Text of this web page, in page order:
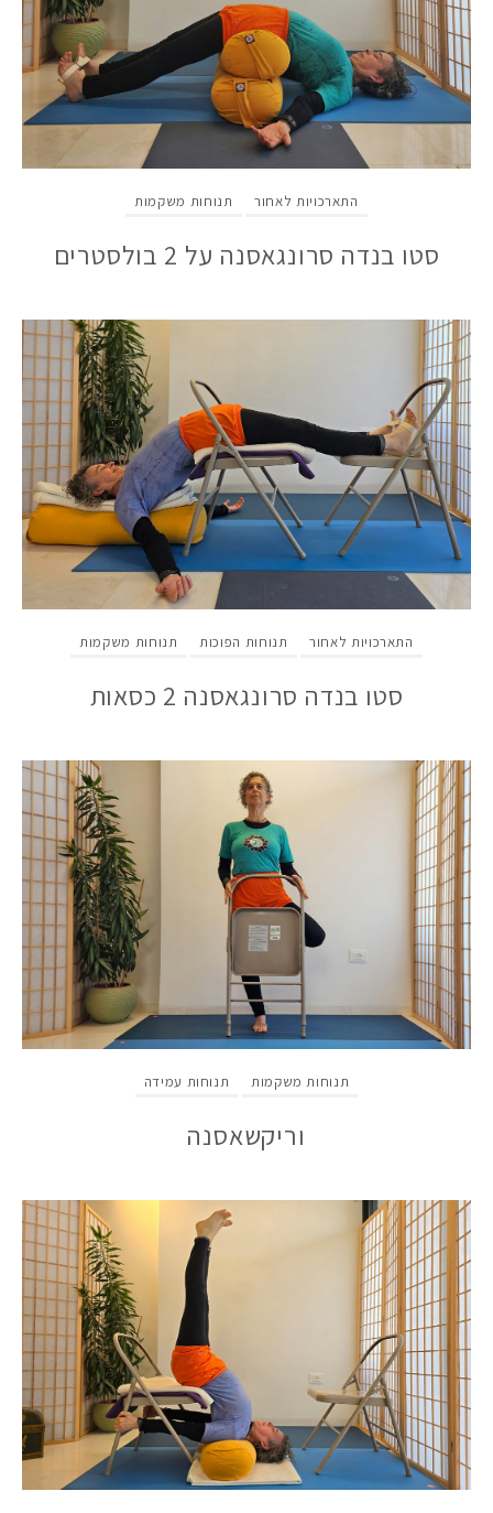
התארכויות לאחור תנוחות משקמות
סטו בנדה סרונגאסנה על 2 בולסטרים
התארכויות לאחור תנוחות הפוכות תנוחות משקמות
סטו בנדה סרונגאסנה 2 כסאות
תנוחות משקמות תנוחות עמידה
וריקשאסנה